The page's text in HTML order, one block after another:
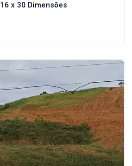
16 x 30 Dimensões